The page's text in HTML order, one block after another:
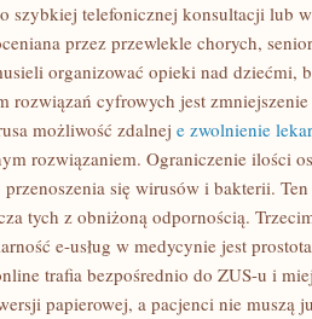
szybkiej telefonicznej konsultacji lub
przez przewlekle chorych,
organizować opieki nad dziećmi,
rozwiązań cyfrowych jest
możliwość zdalnej e zwolnienie
rozwiązaniem. Ograniczenie ilości
się wirusów i bakterii.
tych z obniżoną odpornością.
e-usług w medycynie jest
trafia bezpośrednio do ZUS-u i
papierowej, a pacjenci nie muszą